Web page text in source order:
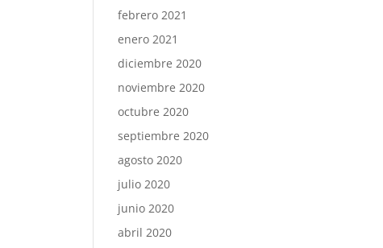
febrero 2021
enero 2021
diciembre 2020
noviembre 2020
octubre 2020
septiembre 2020
agosto 2020
julio 2020
junio 2020
abril 2020